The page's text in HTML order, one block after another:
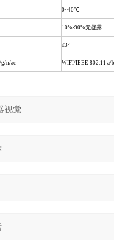
0~40℃
10%-90%无凝露
≤3°
n/ac WIFI/IEEE 802.11 a/